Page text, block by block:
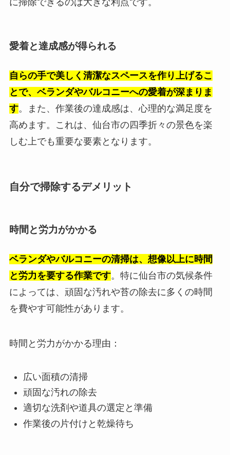
に掃除できるのは大きな利点です。
愛着と達成感が得られる
自らの手で美しく清潔なスペースを作り上げるこ
とで、ベランダやバルコニーへの愛着が深まりま
す。また、作業後の達成感は、心理的な満足度を
高めます。これは、仙台市の四季折々の景色を楽
しむ上でも重要な要素となります。
自分で掃除するデメリット
時間と労力がかかる
ベランダやバルコニーの清掃は、想像以上に時間
と労力を要する作業です。特に仙台市の気候条件
によっては、頑固な汚れや苔の除去に多くの時間
を費やす可能性があります。
時間と労力がかかる理由：
広い面積の清掃
頑固な汚れの除去
適切な洗剤や道具の選定と準備
作業後の片付けと乾燥待ち